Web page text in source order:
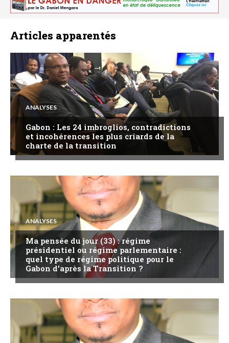
Articles apparentés
ANALYSES
Gabon : Les 24 imbroglios, contradictions
et incohérences les plus criards de la
charte de la transition
ANALYSES
Ma pensée du jour (33) : régime
présidentiel ou régime parlementaire :
quel type de régime politique pour le
Gabon d’après la Transition ?